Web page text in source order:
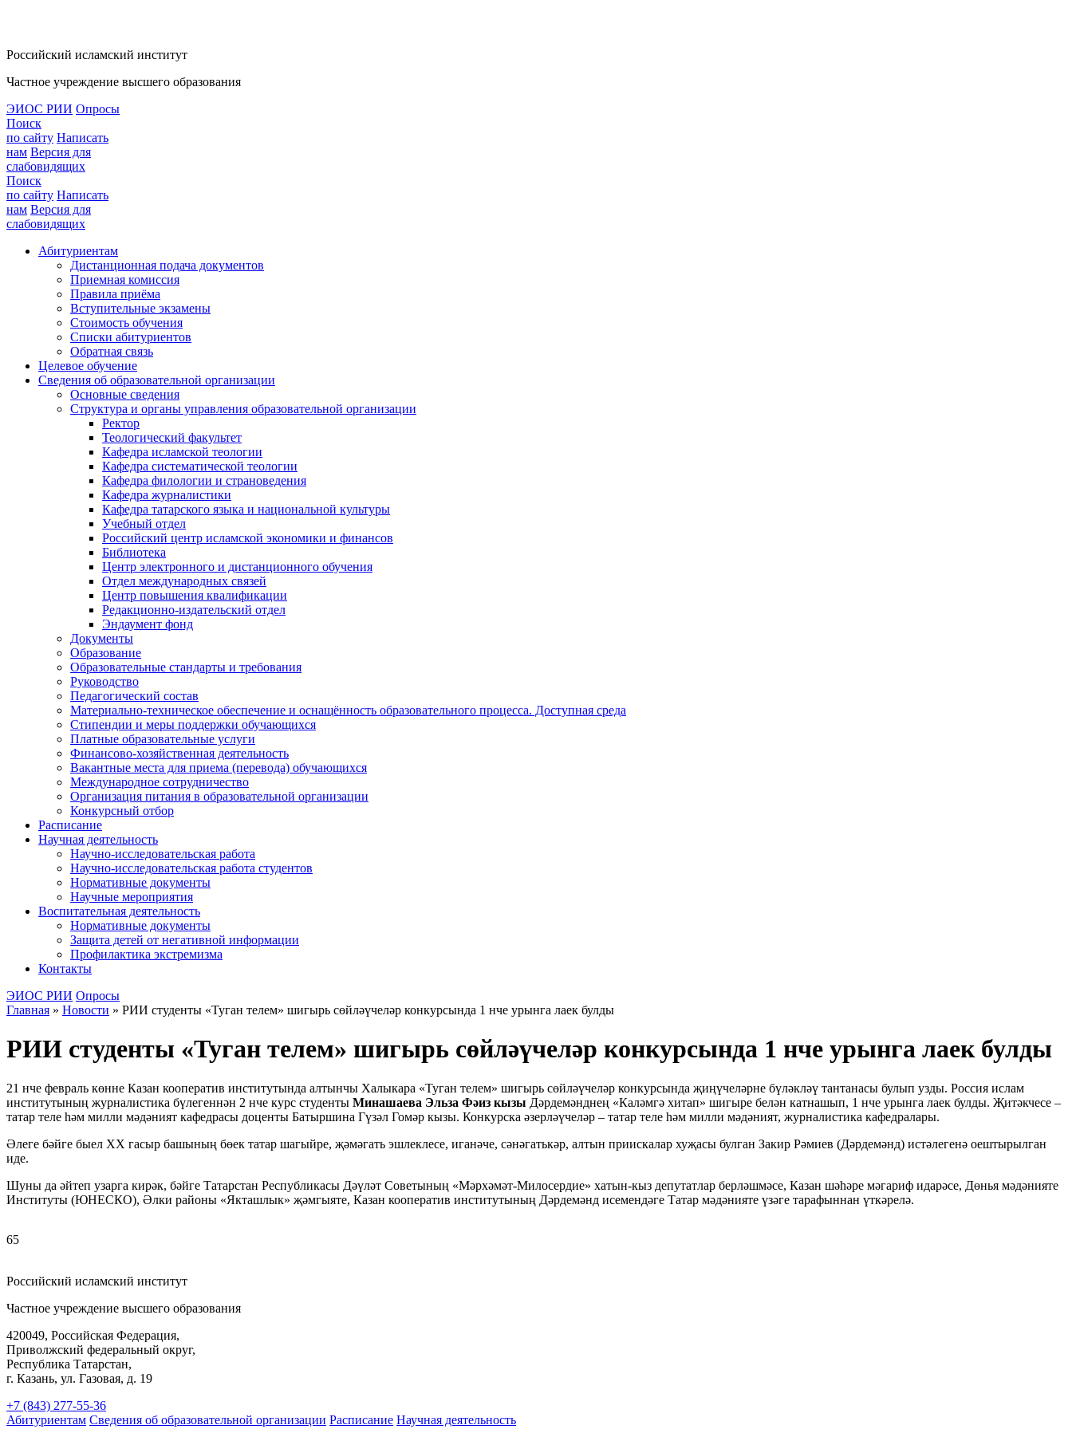
Российский исламский институт
Частное учреждение высшего образования
ЭИОС РИИ Опросы
Поиск
по сайту Написать
нам Версия для
слабовидящих
Поиск
по сайту Написать
нам Версия для
слабовидящих
Абитуриентам
Дистанционная подача документов
Приемная комиссия
Правила приёма
Вступительные экзамены
Стоимость обучения
Списки абитуриентов
Обратная связь
Целевое обучение
Сведения об образовательной организации
Основные сведения
Структура и органы управления образовательной организации
Ректор
Теологический факультет
Кафедра исламской теологии
Кафедра систематической теологии
Кафедра филологии и страноведения
Кафедра журналистики
Кафедра татарского языка и национальной культуры
Учебный отдел
Российский центр исламской экономики и финансов
Библиотека
Центр электронного и дистанционного обучения
Отдел международных связей
Центр повышения квалификации
Редакционно-издательский отдел
Эндаумент фонд
Документы
Образование
Образовательные стандарты и требования
Руководство
Педагогический состав
Материально-техническое обеспечение и оснащённость образовательного процесса. Доступная среда
Стипендии и меры поддержки обучающихся
Платные образовательные услуги
Финансово-хозяйственная деятельность
Вакантные места для приема (перевода) обучающихся
Международное сотрудничество
Организация питания в образовательной организации
Конкурсный отбор
Расписание
Научная деятельность
Научно-исследовательская работа
Научно-исследовательская работа студентов
Нормативные документы
Научные мероприятия
Воспитательная деятельность
Нормативные документы
Защита детей от негативной информации
Профилактика экстремизма
Контакты
ЭИОС РИИ Опросы
Главная » Новости » РИИ студенты «Туган телем» шигырь сөйләүчеләр конкурсында 1 нче урынга лаек булды
РИИ студенты «Туган телем» шигырь сөйләүчеләр конкурсында 1 нче урынга лаек булды
21 нче февраль көнне Казан кооператив институтында алтынчы Халыкара «Туган телем» шигырь сөйләүчеләр конкурсында җиңүчеләрне бүләкләү тантанасы булып узды. Россия ислам
институтының журналистика бүлегеннән 2 нче курс студенты Минашаева Эльза Фәиз кызы Дәрдемәнднең «Каләмгә хитап» шигыре белән катнашып, 1 нче урынга лаек булды. Җитәкчесе –
татар теле һәм милли мәдәният кафедрасы доценты Батыршина Гүзәл Гомәр кызы. Конкурска әзерләүчеләр – татар теле һәм милли мәдәният, журналистика кафедралары.
Әлеге бәйге быел ХХ гасыр башының бөек татар шагыйре, җәмәгать эшлеклесе, иганәче, сәнәгатькәр, алтын приискалар хуҗасы булган Закир Рәмиев (Дәрдемәнд) истәлегенә оештырылган
иде.
Шуны да әйтеп узарга кирәк, бәйге Татарстан Республикасы Дәүләт Советының «Мәрхәмәт-Милосердие» хатын-кыз депутатлар берләшмәсе, Казан шәһәре мәгариф идарәсе, Дөнья мәдәнияте
Институты (ЮНЕСКО), Әлки районы «Якташлык» җәмгыяте, Казан кооператив институтының Дәрдемәнд исемендәге Татар мәдәнияте үзәге тарафыннан үткәрелә.
65
Российский исламский институт
Частное учреждение высшего образования
420049, Российская Федерация,
Приволжский федеральный округ,
Республика Татарстан,
г. Казань, ул. Газовая, д. 19
+7 (843) 277-55-36
Абитуриентам Сведения об образовательной организации Расписание Научная деятельность